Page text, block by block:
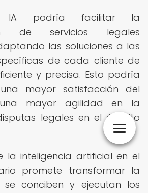
IA podría facilitar la
de servicios legales
las soluciones a las
de cada cliente de
y precisa. Esto podría
mayor satisfacción del
mayor agilidad en la
legales en el ámbito
la inteligencia artificial en el
promete transformar la
conciben y ejecutan los